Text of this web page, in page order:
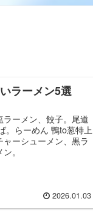
ラーメン5選
ーメン、餃子。尾道
。らーめん 鴨to葱特上
ーシューメン、黒ラ
。
2026.01.03